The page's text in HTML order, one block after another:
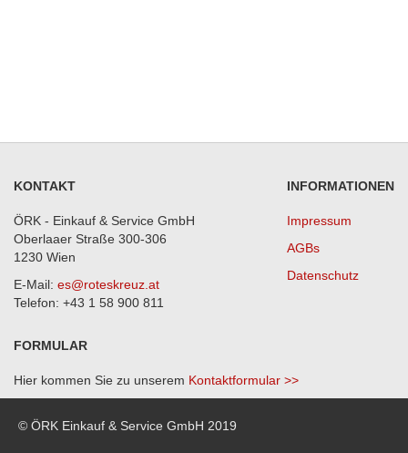
KONTAKT
ÖRK - Einkauf & Service GmbH
Oberlaaer Straße 300-306
1230 Wien
E-Mail: es@roteskreuz.at
Telefon: +43 1 58 900 811
INFORMATIONEN
Impressum
AGBs
Datenschutz
FORMULAR
Hier kommen Sie zu unserem Kontaktformular >>
© ÖRK Einkauf & Service GmbH 2019